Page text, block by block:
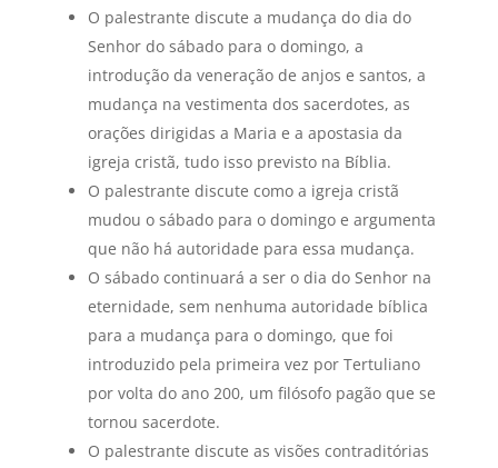
O palestrante discute a mudança do dia do
Senhor do sábado para o domingo, a
introdução da veneração de anjos e santos, a
mudança na vestimenta dos sacerdotes, as
orações dirigidas a Maria e a apostasia da
igreja cristã, tudo isso previsto na Bíblia.
O palestrante discute como a igreja cristã
mudou o sábado para o domingo e argumenta
que não há autoridade para essa mudança.
O sábado continuará a ser o dia do Senhor na
eternidade, sem nenhuma autoridade bíblica
para a mudança para o domingo, que foi
introduzido pela primeira vez por Tertuliano
por volta do ano 200, um filósofo pagão que se
tornou sacerdote.
O palestrante discute as visões contraditórias